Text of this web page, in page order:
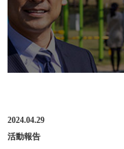
政策方針
サポーター募集
2024.04.29
活動報告